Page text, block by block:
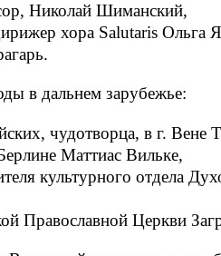
Николай Шиманский,
хора Salutaris Ольга
в дальнем зарубежье:
чудотворца, в г. Вене
Маттиас Вильке,
культурного отдела
Православной Церкви